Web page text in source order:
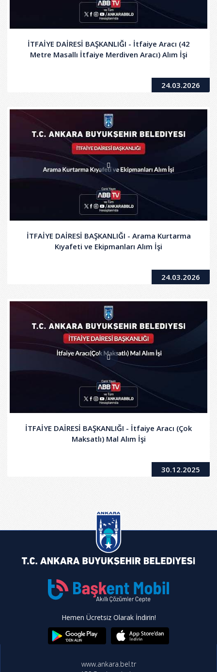
İTFAİYE DAİRESİ BAŞKANLIĞI - İtfaiye Aracı (42
Metre Masallı İtfaiye Merdiven Aracı) Alım İşi
24.03.2026
İTFAİYE DAİRESİ BAŞKANLIĞI - Arama Kurtarma
Kıyafeti ve Ekipmanları Alım İşi
24.03.2026
İTFAİYE DAİRESİ BAŞKANLIĞI - İtfaiye Aracı (Çok
Maksatlı) Mal Alım İşi
30.12.2025
Hemen Ücretsiz Olarak İndirin!
www.ankara.bel.tr